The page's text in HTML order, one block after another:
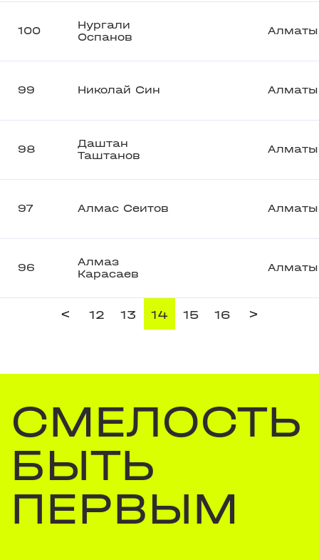
100
Нургали
Оспанов
Алматы
99 Николай Син Алматы
98
Даштан
Таштанов
Алматы
97 Алмас Сеитов Алматы
96
Алмаз
Карасаев
Алматы
< 12 13 14 15 16 >
СМЕЛОСТЬ
БЫТЬ
ПЕРВЫМ